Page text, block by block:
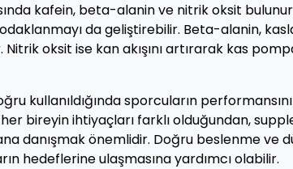
kafein, beta-alanin ve nitrik oksit
da geliştirebilir. Beta-alanin,
Nitrik oksit ise kan akışını artırarak kas
kullanıldığında sporcuların
bireyin ihtiyaçları farklı olduğundan,
danışmak önemlidir. Doğru beslenme ve
hedeflerine ulaşmasına yardımcı olabilir.